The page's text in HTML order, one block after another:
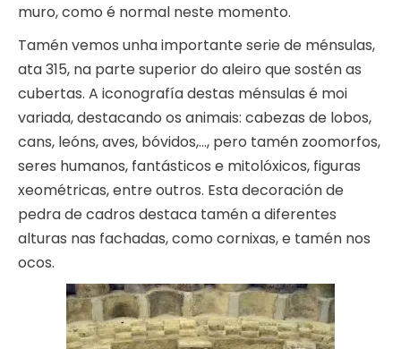
muro, como é normal neste momento.
Tamén vemos unha importante serie de ménsulas,
ata 315, na parte superior do aleiro que sostén as
cubertas. A iconografía destas ménsulas é moi
variada, destacando os animais: cabezas de lobos,
cans, leóns, aves, bóvidos,…, pero tamén zoomorfos,
seres humanos, fantásticos e mitolóxicos, figuras
xeométricas, entre outros. Esta decoración de
pedra de cadros destaca tamén a diferentes
alturas nas fachadas, como cornixas, e tamén nos
ocos.